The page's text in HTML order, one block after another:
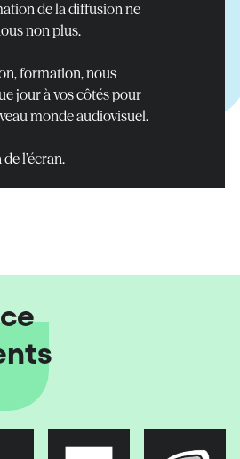
de la diffusion ne
non plus.
formation, nous
jour à vos côtés pour
monde audiovisuel.
l’écran.